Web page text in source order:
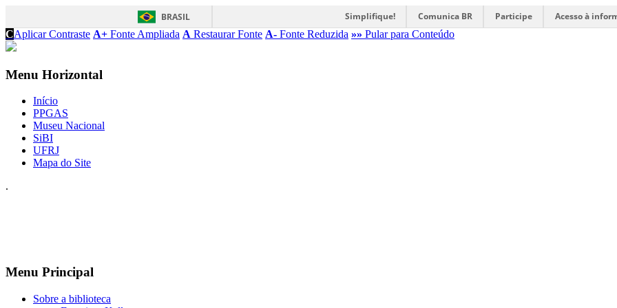
BRASIL Simplifique! Comunica BR Participe
Acesso à
CAplicar Contraste A+ Fonte Ampliada A Restaurar Fonte A- Fonte Reduzida »» Pular para Conteúdo
Menu Horizontal
Início
PPGAS
Museu Nacional
SiBI
UFRJ
Mapa do Site
.
Menu Principal
Sobre a biblioteca